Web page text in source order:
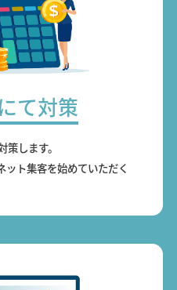
て対策
します。
ト集客を始めていただく